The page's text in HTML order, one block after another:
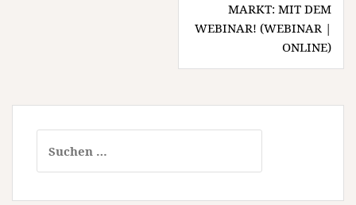
MARKT: MIT DEM
WEBINAR! (WEBINAR |
ONLINE)
nach: